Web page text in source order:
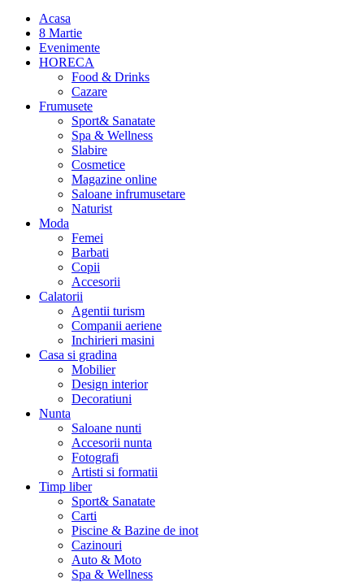
Acasa
8 Martie
Evenimente
HORECA
Food & Drinks
Cazare
Frumusete
Sport& Sanatate
Spa & Wellness
Slabire
Cosmetice
Magazine online
Saloane infrumusetare
Naturist
Moda
Femei
Barbati
Copii
Accesorii
Calatorii
Agentii turism
Companii aeriene
Inchirieri masini
Casa si gradina
Mobilier
Design interior
Decoratiuni
Nunta
Saloane nunti
Accesorii nunta
Fotografi
Artisti si formatii
Timp liber
Sport& Sanatate
Carti
Piscine & Bazine de inot
Cazinouri
Auto & Moto
Spa & Wellness